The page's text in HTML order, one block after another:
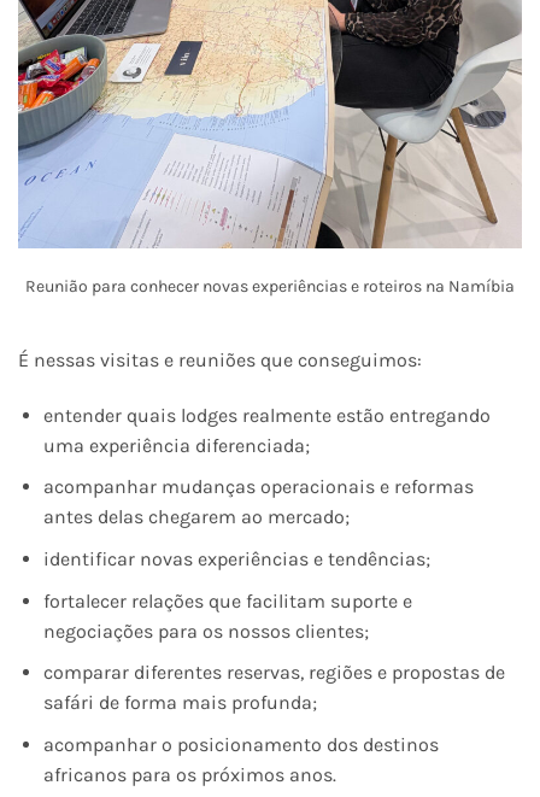
Reunião para conhecer novas experiências e roteiros na Namíbia
É nessas visitas e reuniões que conseguimos:
entender quais lodges realmente estão entregando
uma experiência diferenciada;
acompanhar mudanças operacionais e reformas
antes delas chegarem ao mercado;
identificar novas experiências e tendências;
fortalecer relações que facilitam suporte e
negociações para os nossos clientes;
comparar diferentes reservas, regiões e propostas de
safári de forma mais profunda;
acompanhar o posicionamento dos destinos
africanos para os próximos anos.